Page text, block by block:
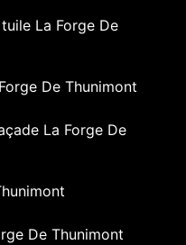
La Forge De
De Thunimont
La Forge De
De Thunimont